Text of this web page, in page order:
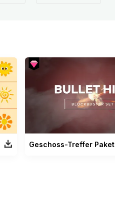
Geschoss-Treffer Paket